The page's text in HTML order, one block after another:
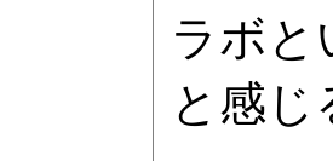
ラボと
と感じ